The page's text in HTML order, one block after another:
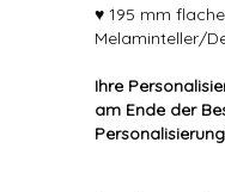
♥ 195 mm
Melaminteller/
Ihre
am Ende der